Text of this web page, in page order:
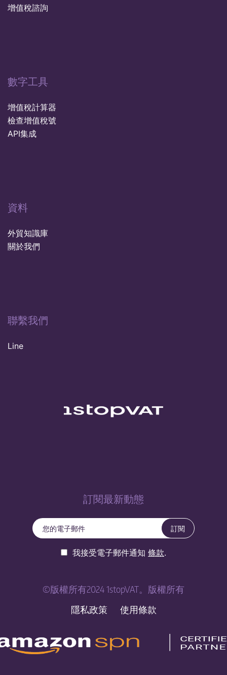
增值稅諮詢
數字工具
增值稅計算器
檢查增值稅號
API集成
資料
外貿知識庫
關於我們
聯繫我們
Line
訂閱最新動態
訂閱
我接受電子郵件通知 條款.
©版權所有2024 1stopVAT。版權所有
隱私政策 使用條款